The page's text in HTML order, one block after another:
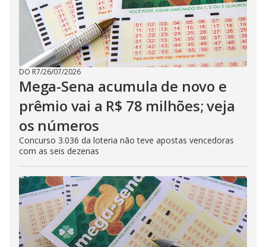
DO R7/26/07/2026
Mega-Sena acumula de novo e
prêmio vai a R$ 78 milhões; veja
os números
Concurso 3.036 da loteria não teve apostas vencedoras
com as seis dezenas